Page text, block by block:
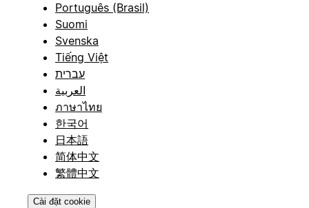
Português (Brasil)
Suomi
Svenska
Tiếng Việt
עברית
العربية
ภาษาไทย
한국어
日本語
简体中文
繁體中文
Cài đặt cookie